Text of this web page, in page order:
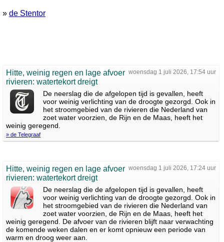
» de Stentor
woensdag 1 juli 2026, 17:54 uur
Hitte, weinig regen en lage afvoer
rivieren: watertekort dreigt
De neerslag die de afgelopen tijd is gevallen, heeft
voor weinig verlichting van de droogte gezorgd. Ook in
het stroomgebied van de rivieren die Nederland van
zoet water voorzien, de Rijn en de Maas, heeft het
weinig geregend.
» de Telegraaf
woensdag 1 juli 2026, 17:24 uur
Hitte, weinig regen en lage afvoer
rivieren: watertekort dreigt
De neerslag die de afgelopen tijd is gevallen, heeft
voor weinig verlichting van de droogte gezorgd. Ook in
het stroomgebied van de rivieren die Nederland van
zoet water voorzien, de Rijn en de Maas, heeft het
weinig geregend. De afvoer van de rivieren blijft naar verwachting
de komende weken dalen en er komt opnieuw een periode van
warm en droog weer aan.